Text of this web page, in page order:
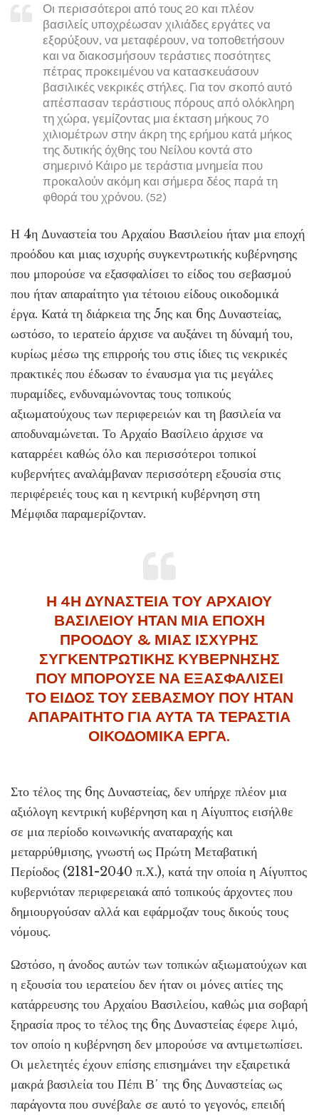
Οι περισσότεροι από τους 20 και πλέον
βασιλείς υποχρέωσαν χιλιάδες εργάτες να
εξορύξουν, να μεταφέρουν, να τοποθετήσουν
και να διακοσμήσουν τεράστιες ποσότητες
πέτρας προκειμένου να κατασκευάσουν
βασιλικές νεκρικές στήλες. Για τον σκοπό αυτό
απέσπασαν τεράστιους πόρους από ολόκληρη
τη χώρα, γεμίζοντας μια έκταση μήκους 70
χιλιομέτρων στην άκρη της ερήμου κατά μήκος
της δυτικής όχθης του Νείλου κοντά στο
σημερινό Κάιρο με τεράστια μνημεία που
προκαλούν ακόμη και σήμερα δέος παρά τη
φθορά του χρόνου. (52)
Η 4η Δυναστεία του Αρχαίου Βασιλείου ήταν μια εποχή
προόδου και μιας ισχυρής συγκεντρωτικής κυβέρνησης
που μπορούσε να εξασφαλίσει το είδος του σεβασμού
που ήταν απαραίτητο για τέτοιου είδους οικοδομικά
έργα. Κατά τη διάρκεια της 5ης και 6ης Δυναστείας,
ωστόσο, το ιερατείο άρχισε να αυξάνει τη δύναμή του,
κυρίως μέσω της επιρροής του στις ίδιες τις νεκρικές
πρακτικές που έδωσαν το έναυσμα για τις μεγάλες
πυραμίδες, ενδυναμώνοντας τους τοπικούς
αξιωματούχους των περιφερειών και τη βασιλεία να
αποδυναμώνεται. Το Αρχαίο Βασίλειο άρχισε να
καταρρέει καθώς όλο και περισσότεροι τοπικοί
κυβερνήτες αναλάμβαναν περισσότερη εξουσία στις
περιφέρειές τους και η κεντρική κυβέρνηση στη
Μέμφιδα παραμερίζονταν.
Η 4Η ΔΥΝΑΣΤΕΙΑ ΤΟΥ ΑΡΧΑΙΟΥ
ΒΑΣΙΛΕΙΟΥ ΗΤΑΝ ΜΙΑ ΕΠΟΧΗ
ΠΡΟΟΔΟΥ & ΜΙΑΣ ΙΣΧΥΡΗΣ
ΣΥΓΚΕΝΤΡΩΤΙΚΗΣ ΚΥΒΕΡΝΗΣΗΣ
ΠΟΥ ΜΠΟΡΟΥΣΕ ΝΑ ΕΞΑΣΦΑΛΙΣΕΙ
ΤΟ ΕΙΔΟΣ ΤΟΥ ΣΕΒΑΣΜΟΥ ΠΟΥ ΗΤΑΝ
ΑΠΑΡΑΙΤΗΤΟ ΓΙΑ ΑΥΤΑ ΤΑ ΤΕΡΑΣΤΙΑ
ΟΙΚΟΔΟΜΙΚΑ ΕΡΓΑ.
Στο τέλος της 6ης Δυναστείας, δεν υπήρχε πλέον μια
αξιόλογη κεντρική κυβέρνηση και η Αίγυπτος εισήλθε
σε μια περίοδο κοινωνικής αναταραχής και
μεταρρύθμισης, γνωστή ως Πρώτη Μεταβατική
Περίοδος (2181-2040 π.Χ.), κατά την οποία η Αίγυπτος
κυβερνιόταν περιφερειακά από τοπικούς άρχοντες που
δημιουργούσαν αλλά και εφάρμοζαν τους δικούς τους
νόμους.
Ωστόσο, η άνοδος αυτών των τοπικών αξιωματούχων και
η εξουσία του ιερατείου δεν ήταν οι μόνες αιτίες της
κατάρρευσης του Αρχαίου Βασιλείου, καθώς μια σοβαρή
ξηρασία προς το τέλος της 6ης Δυναστείας έφερε λιμό,
τον οποίο η κυβέρνηση δεν μπορούσε να αντιμετωπίσει.
Οι μελετητές έχουν επίσης επισημάνει την εξαιρετικά
μακρά βασιλεία του Πέπι Β΄ της 6ης Δυναστείας ως
παράγοντα που συνέβαλε σε αυτό το γεγονός, επειδή